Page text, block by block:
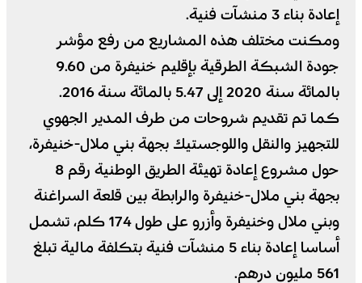
إعادة بناء 3 منشآت فنية.
ومكنت مختلف هذه المشاريع من رفع مؤشر
جودة الشبكة الطرقية بإقليم خنيفرة من 9.60
بالمائة سنة 2020 إلى 5.47 بالمائة سنة 2016.
كما تم تقديم شروحات من طرف المدير الجهوي
للتجهيز والنقل واللوجستيك بجهة بني ملال-خنيفرة،
حول مشروع إعادة تهيئة الطريق الوطنية رقم 8
بجهة بني ملال-خنيفرة والرابطة بين قلعة السراغنة
وبني ملال وخنيفرة وأزرو على طول 174 كلم، تشمل
أساسا إعادة بناء 5 منشآت فنية بتكلفة مالية تبلغ
561 مليون درهم.